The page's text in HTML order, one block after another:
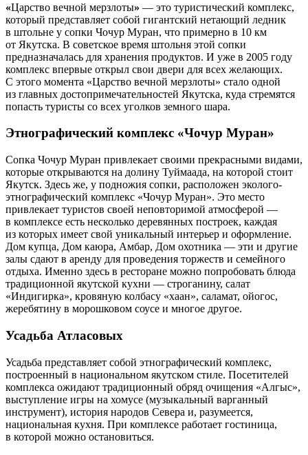
«Царство вечной мерзлоты» — это туристический комплекс,
который представляет собой гигантский нетающий ледник
в штольне у сопки Чочур Муран, что примерно в 10 км
от Якутска. В советское время штольня этой сопки
предназначалась для хранения продуктов. И уже в 2005 году
комплекс впервые открыл свои двери для всех желающих.
С этого момента «Царство вечной мерзлоты» стало одной
из главных достопримечательностей Якутска, куда стремятся
попасть туристы со всех уголков земного шара.
Этнографический комплекс «Чочур Муран»
Сопка Чочур Муран привлекает своими прекрасными видами,
которые открываются на долину Туймаада, на которой стоит
Якутск. Здесь же, у подножия сопки, расположен эколого-
этнографический комплекс «Чочур Муран». Это место
привлекает туристов своей неповторимой атмосферой —
в комплексе есть несколько деревянных построек, каждая
из которых имеет свой уникальный интерьер и оформление.
Дом купца, Дом каюра, Амбар, Дом охотника — эти и другие
залы сдают в аренду для проведения торжеств и семейного
отдыха. Именно здесь в ресторане можно попробовать блюда
традиционной якутской кухни — строганину, салат
«Индигирка», кровяную колбасу «хаан», саламат, ойогос,
жеребятину в морошковом соусе и многое другое.
Усадьба Атласовых
Усадьба представляет собой этнографический комплекс,
построенный в национальном якутском стиле. Посетителей
комплекса ожидают традиционный обряд очищения «Алгыс»,
выступление игры на хомусе (музыкальный варганный
инструмент), история народов Севера и, разумеется,
национальная кухня. При комплексе работает гостиница,
в которой можно остановиться.